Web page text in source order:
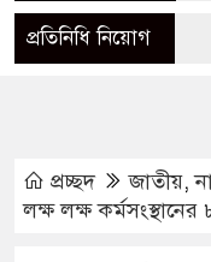
প্রতিনিধি নিয়োগ
প্রচ্ছদ জাতীয়,
লক্ষ লক্ষ